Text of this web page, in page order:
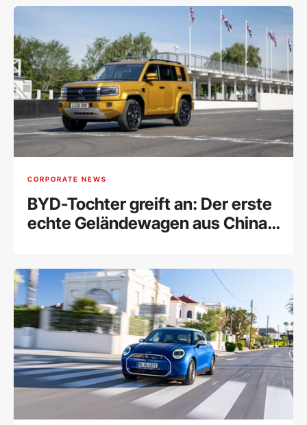
CORPORATE NEWS
BYD-Tochter greift an: Der erste
echte Geländewagen aus China